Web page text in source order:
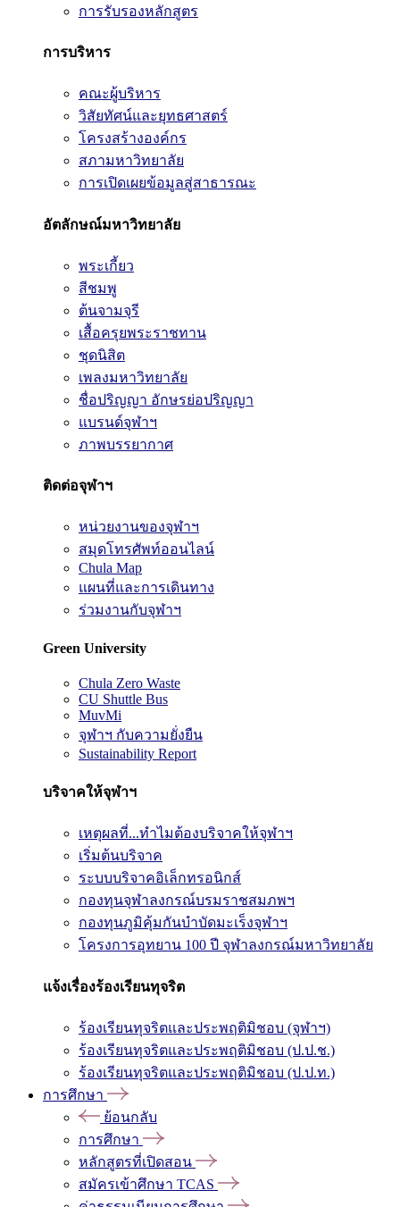
การรับรองหลักสูตร
การบริหาร
คณะผู้บริหาร
วิสัยทัศน์และยุทธศาสตร์
โครงสร้างองค์กร
สภามหาวิทยาลัย
การเปิดเผยข้อมูลสู่สาธารณะ
อัตลักษณ์มหาวิทยาลัย
พระเกี้ยว
สีชมพู
ต้นจามจุรี
เสื้อครุยพระราชทาน
ชุดนิสิต
เพลงมหาวิทยาลัย
ชื่อปริญญา อักษรย่อปริญญา
แบรนด์จุฬาฯ
ภาพบรรยากาศ
ติดต่อจุฬาฯ
หน่วยงานของจุฬาฯ
สมุดโทรศัพท์ออนไลน์
Chula Map
แผนที่และการเดินทาง
ร่วมงานกับจุฬาฯ
Green University
Chula Zero Waste
CU Shuttle Bus
MuvMi
จุฬาฯ กับความยั่งยืน
Sustainability Report
บริจาคให้จุฬาฯ
เหตุผลที่...ทำไมต้องบริจาคให้จุฬาฯ
เริ่มต้นบริจาค
ระบบบริจาคอิเล็กทรอนิกส์
กองทุนจุฬาลงกรณ์บรมราชสมภพฯ
กองทุนภูมิคุ้มกันบำบัดมะเร็งจุฬาฯ
โครงการอุทยาน 100 ปี จุฬาลงกรณ์มหาวิทยาลัย
แจ้งเรื่องร้องเรียนทุจริต
ร้องเรียนทุจริตและประพฤติมิชอบ (จุฬาฯ)
ร้องเรียนทุจริตและประพฤติมิชอบ (ป.ป.ช.)
ร้องเรียนทุจริตและประพฤติมิชอบ (ป.ป.ท.)
การศึกษา
ย้อนกลับ
การศึกษา
หลักสูตรที่เปิดสอน
สมัครเข้าศึกษา TCAS